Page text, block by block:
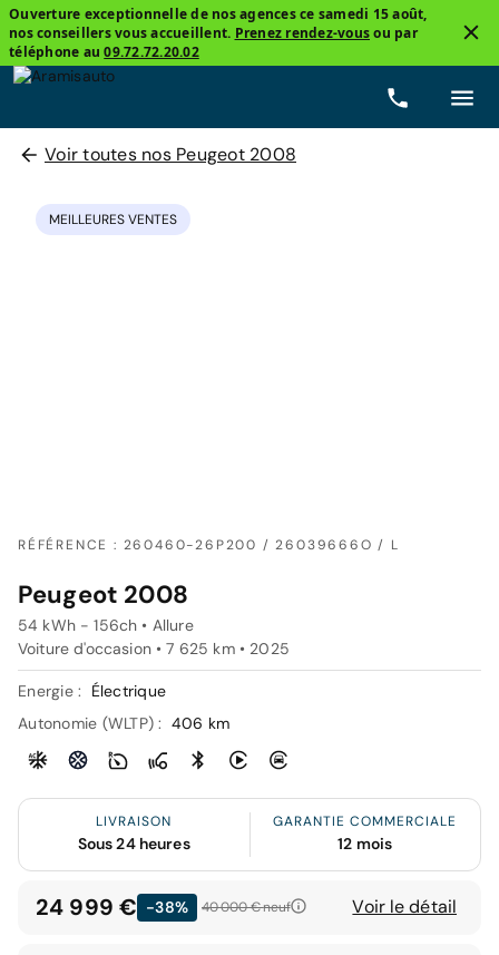
Ouverture exceptionnelle de nos agences ce samedi 15 août,
nos conseillers vous accueillent. Prenez rendez-vousou par
téléphone au09.72.72.20.02
Voir toutes nos Peugeot 2008
MEILLEURES VENTES
RÉFÉRENCE : 260460-26P200 / 26039666O / L
Peugeot 2008
54 kWh - 156ch • Allure
Voiture d'occasion • 7 625 km • 2025
Energie :
Électrique
Autonomie (WLTP) : 406 km
LIVRAISON
Sous 24 heures
GARANTIE COMMERCIALE
12 mois
24 999 € -38% 40 000 €neuf Voir le détail